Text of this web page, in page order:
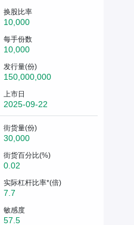
换股比率
10,000
每手份数
10,000
发行量(份)
150,000,000
上市日
2025-09-22
街货量(份)
30,000
街货百分比(%)
0.02
实际杠杆比率*(倍)
7.7
敏感度
57.5